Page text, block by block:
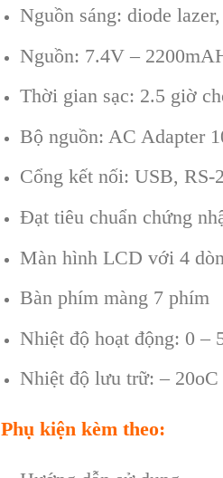
Nguồn sáng: diode
Nguồn: 7.4V –
Thời gian sạc: 2.5 giờ
Bộ nguồn: AC Adapter
Cổng kết nối: USB, RS-
Đạt tiêu chuẩn chứng
Màn hình LCD với 4
Bàn phím màng 7 phím
Nhiệt độ hoạt động: 0 –
Nhiệt độ lưu trữ: – 20oC
Phụ kiện kèm theo: